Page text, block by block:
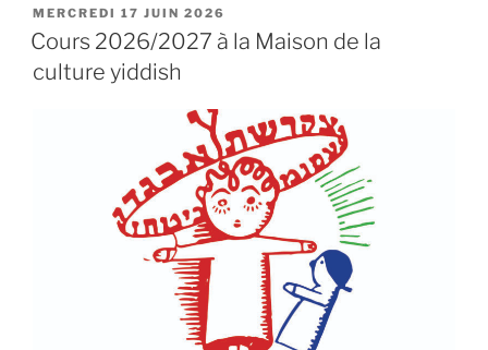
PUBLIÉ
LE
MERCREDI 17 JUIN 2026
Cours 2026/2027 à la Maison de la
culture yiddish